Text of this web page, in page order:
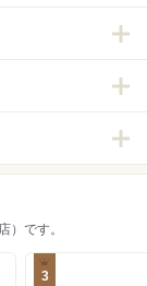
）です。
3